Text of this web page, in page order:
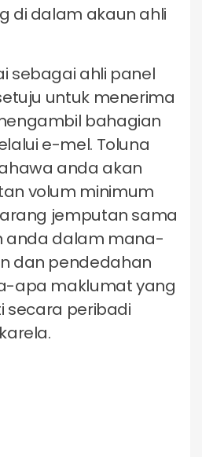
di dalam akaun ahli
sebagai ahli panel
untuk menerima
bahagian
e-mel. Toluna
anda akan
volum minimum
jemputan sama
anda dalam mana-
dan pendedahan
apa maklumat yang
secara peribadi